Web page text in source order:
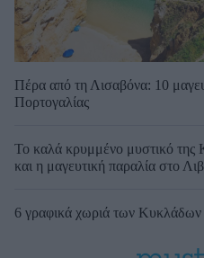
Πέρα από τη Λισαβόνα: 10
Πορτογαλίας
Το καλά κρυμμένο μυστικό της
και η μαγευτική παραλία στο
6 γραφικά χωριά των Κυκλάδων